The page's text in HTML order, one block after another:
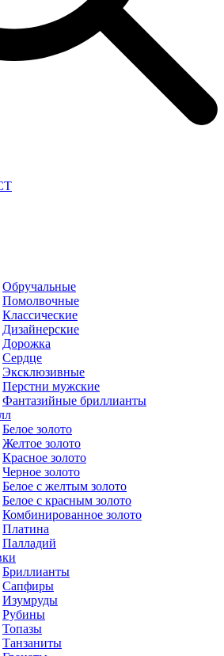
Обручальные
Помолвочные
Классические
Дизайнерские
Дорожка
Сердце
Эксклюзивные
Перстни мужские
Фантазийные бриллианты
Белое золото
Желтое золото
Красное золото
Черное золото
Белое с желтым золото
Белое с красным золото
Комбинированное золото
Платина
Палладий
Бриллианты
Сапфиры
Изумруды
Рубины
Топазы
Танзаниты